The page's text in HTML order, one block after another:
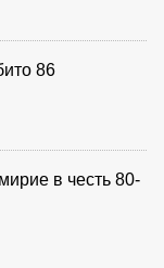
86
в честь 80-